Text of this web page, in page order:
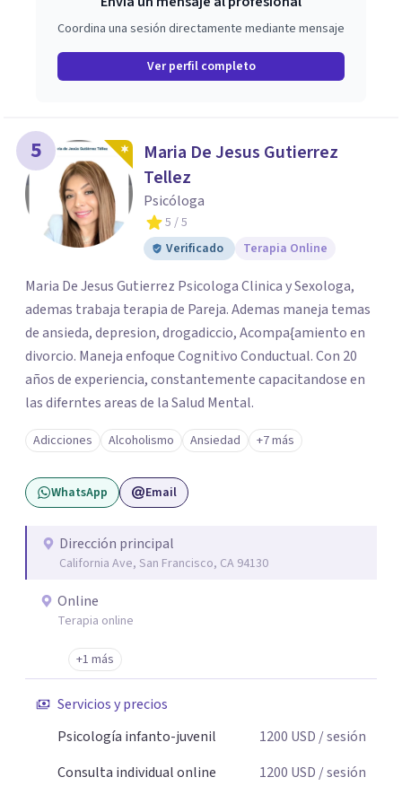
Coordina una sesión directamente mediante mensaje
Ver perfil completo
5
Maria De Jesus Gutierrez
Tellez
Psicóloga
5 / 5
Verificado
Terapia Online
Maria De Jesus Gutierrez Psicologa Clinica y Sexologa,
ademas trabaja terapia de Pareja. Ademas maneja temas
de ansieda, depresion, drogadiccio, Acompa{amiento en
divorcio. Maneja enfoque Cognitivo Conductual. Con 20
años de experiencia, constantemente capacitandose en
las diferntes areas de la Salud Mental.
Adicciones Alcoholismo Ansiedad +7 más
WhatsApp Email
Dirección principal
California Ave, San Francisco, CA 94130
Online
Terapia online
+1 más
Servicios y precios
Psicología infanto-juvenil
1200 USD / sesión
Consulta individual online
1200 USD / sesión